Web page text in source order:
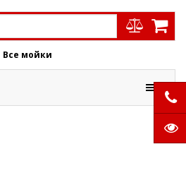
Все мойки